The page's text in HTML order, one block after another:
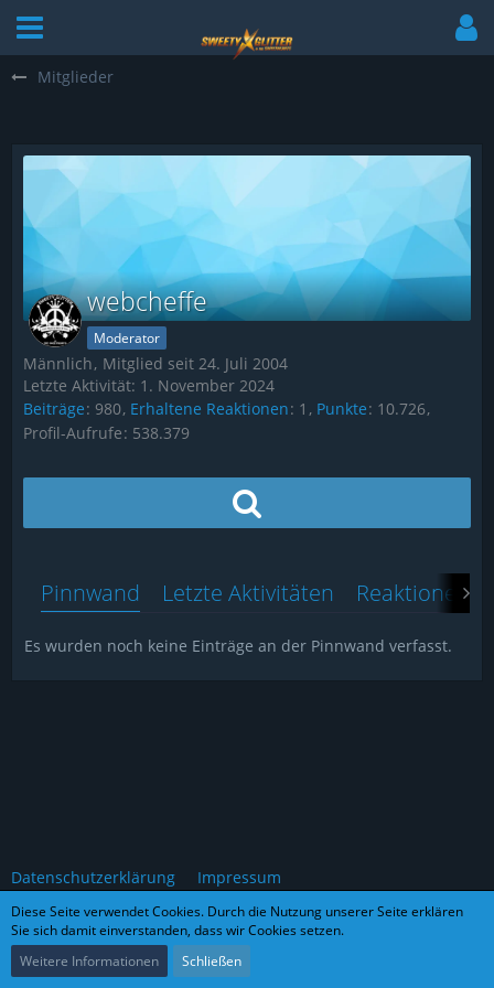
Mitglieder
webcheffe
Moderator
Männlich Mitglied seit 24. Juli 2004
Letzte Aktivität: 1. November 2024
Beiträge 980 Erhaltene Reaktionen 1 Punkte 10.726
Profil-Aufrufe 538.379
Pinnwand Letzte Aktivitäten Reaktionen
Es wurden noch keine Einträge an der Pinnwand verfasst.
Datenschutzerklärung Impressum
Community-Software:WoltLab Suite™
Diese Seite verwendet Cookies. Durch die Nutzung unserer Seite erklären
Sie sich damit einverstanden, dass wir Cookies setzen.
Weitere Informationen
Schließen